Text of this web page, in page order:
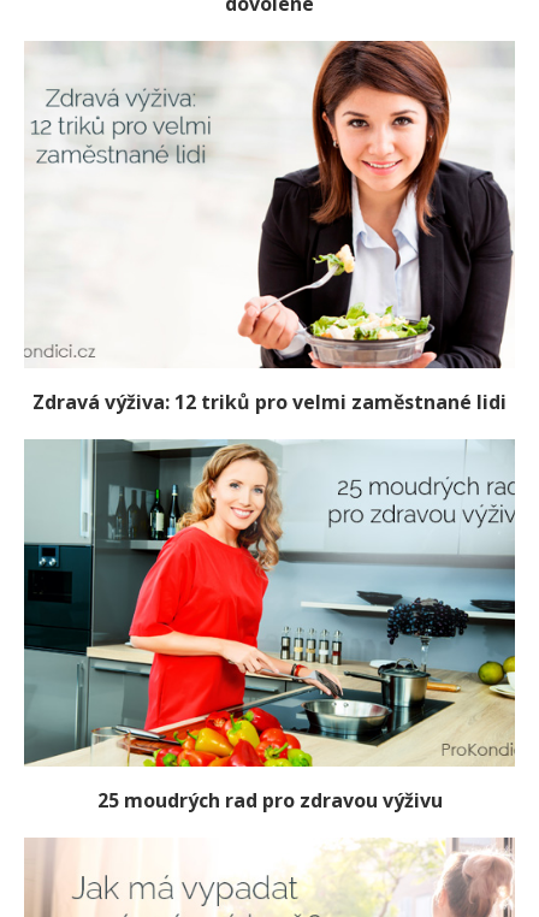
Zdravá výživa: 12 triků pro velmi zaměstnané lidi
25 moudrých rad pro zdravou výživu